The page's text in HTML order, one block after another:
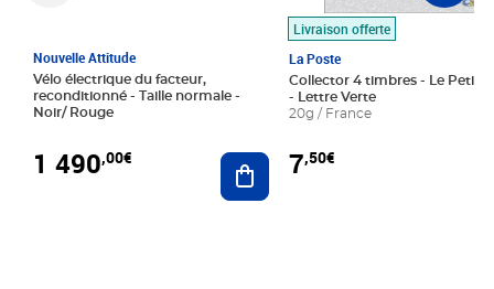
Nouvelle Attitude
Vélo électrique du facteur,
reconditionné - Taille normale -
Noir/ Rouge
1 490,00€ Ajouter au panier
Livraison offerte
La Poste
Collector 4 timbres - Le Petit
- Lettre Verte
20g / France
7,50€